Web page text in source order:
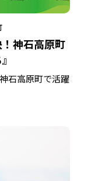
神石高原町
石高原町で活躍